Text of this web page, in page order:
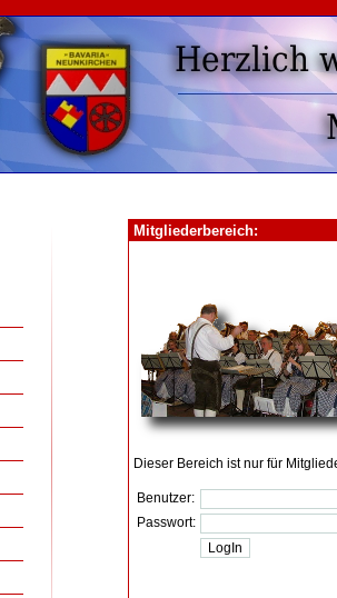
Mitgliederbereich:
Dieser Bereich ist nur für
Benutzer:
Passwort: